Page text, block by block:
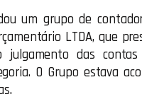
um grupo de
LTDA, que
das
O Grupo estava